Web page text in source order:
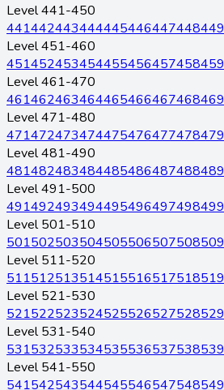
Level 441-450
441442443444445446447448449
Level 451-460
451452453454455456457458459
Level 461-470
461462463464465466467468469
Level 471-480
471472473474475476477478479
Level 481-490
481482483484485486487488489
Level 491-500
491492493494495496497498499
Level 501-510
501502503504505506507508509
Level 511-520
511512513514515516517518519
Level 521-530
521522523524525526527528529
Level 531-540
531532533534535536537538539
Level 541-550
541542543544545546547548549